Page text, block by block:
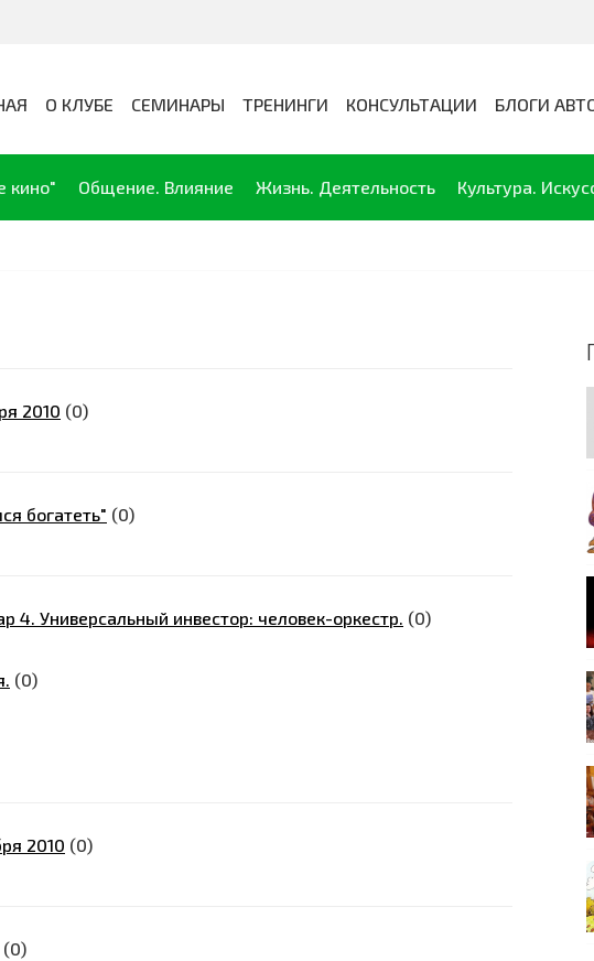
О КЛУБЕ СЕМИНАРЫ ТРЕНИНГИ КОНСУЛЬТАЦИИ БЛОГИ
кино" Общение. Влияние Жизнь. Деятельность Культура.
2010 (0)
богатеть" (0)
4. Универсальный инвестор: человек-оркестр. (0)
(0)
2010 (0)
(0)